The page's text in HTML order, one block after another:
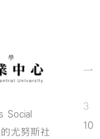
Social
尤努斯社
一
3
10